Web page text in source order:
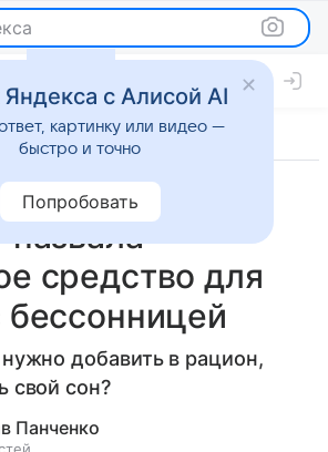
назвала
средство для
добавить в рацион,
свой сон?
Панченко
с Алисой AI
картинку или видео —
быстро и точно
Попробовать